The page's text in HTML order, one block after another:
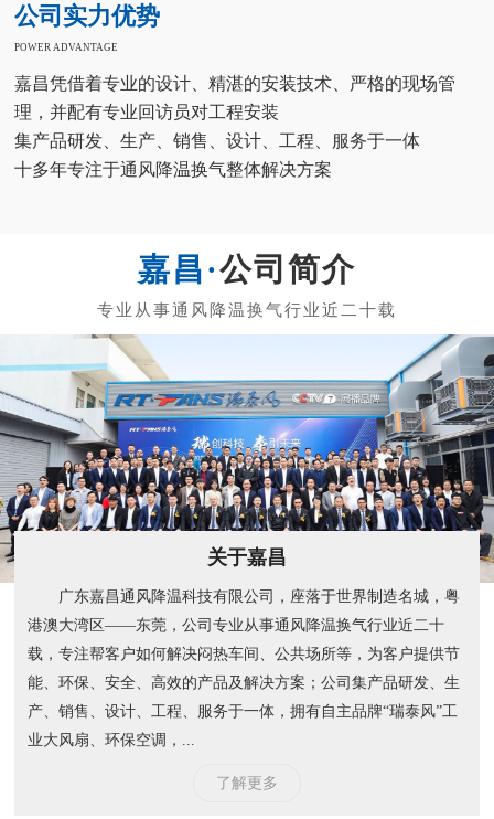
公司实力优势
POWER ADVANTAGE
嘉昌凭借着专业的设计、精湛的安装技术、严格的现场管
理，并配有专业回访员对工程安装
集产品研发、生产、销售、设计、工程、服务于一体
十多年专注于通风降温换气整体解决方案
公司简介
关于嘉昌
广东嘉昌通风降温科技有限公司，座落于世界制造名城，粤
港澳大湾区——东莞，公司专业从事通风降温换气行业近二十
载，专注帮客户如何解决闷热车间、公共场所等，为客户提供节
能、环保、安全、高效的产品及解决方案；公司集产品研发、生
产、销售、设计、工程、服务于一体，拥有自主品牌“瑞泰风”工
业大风扇、环保空调，...
了解更多